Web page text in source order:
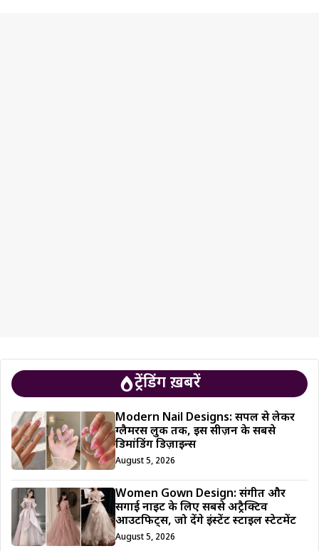
ट्रेंडिंग ख़बरें
Modern Nail Designs: सिंपल से लेकर
ग्लैमरस लुक तक, इस सीज़न के सबसे
डिमांडिंग डिज़ाइन्स
August 5, 2026
Women Gown Design: संगीत और
सगाई नाइट के लिए सबसे अट्रैक्टिव
आउटफिट्स, जो देंगे इंस्टेंट स्टाइल स्टेटमेंट
August 5, 2026